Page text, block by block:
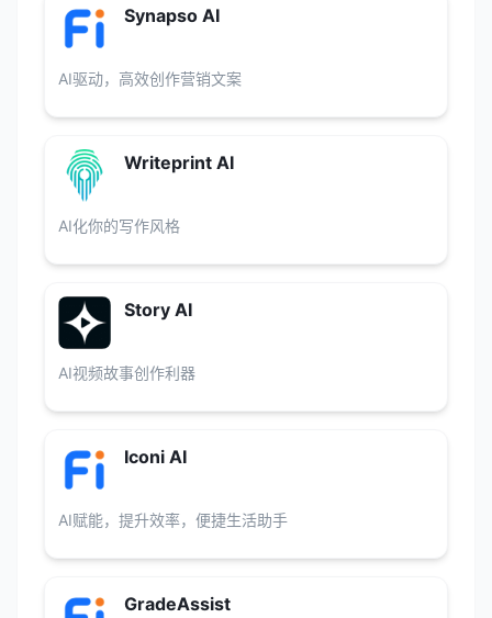
Synapso AI
AI驱动，高效创作营销文案
Writeprint AI
AI化你的写作风格
Story AI
AI视频故事创作利器
Iconi AI
AI赋能，提升效率，便捷生活助手
GradeAssist